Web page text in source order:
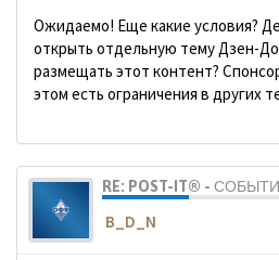
Ожидаемо! Еще какие условия?
открыть отдельную тему Дзен-
размещать этот контент?
этом есть ограничения в других
RE: POST-IT® -
B_D_N